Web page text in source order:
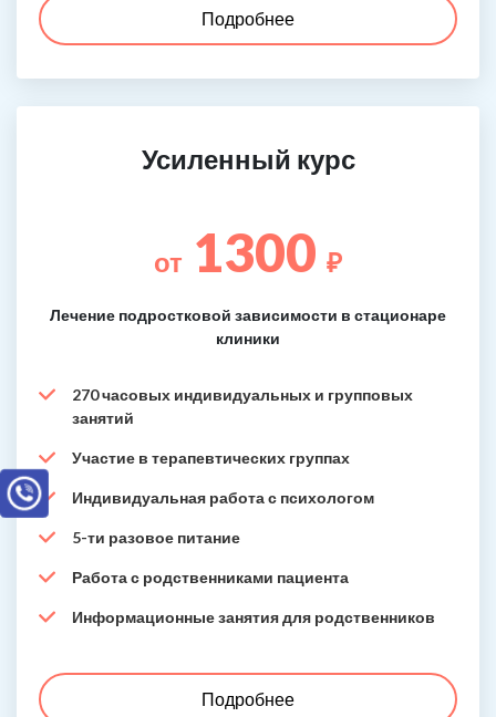
Подробнее
Усиленный курс
от 1300 ₽
Лечение подростковой зависимости в стационаре
клиники
270 часовых индивидуальных и групповых
занятий
Участие в терапевтических группах
Индивидуальная работа с психологом
5-ти разовое питание
Работа с родственниками пациента
Информационные занятия для родственников
Подробнее